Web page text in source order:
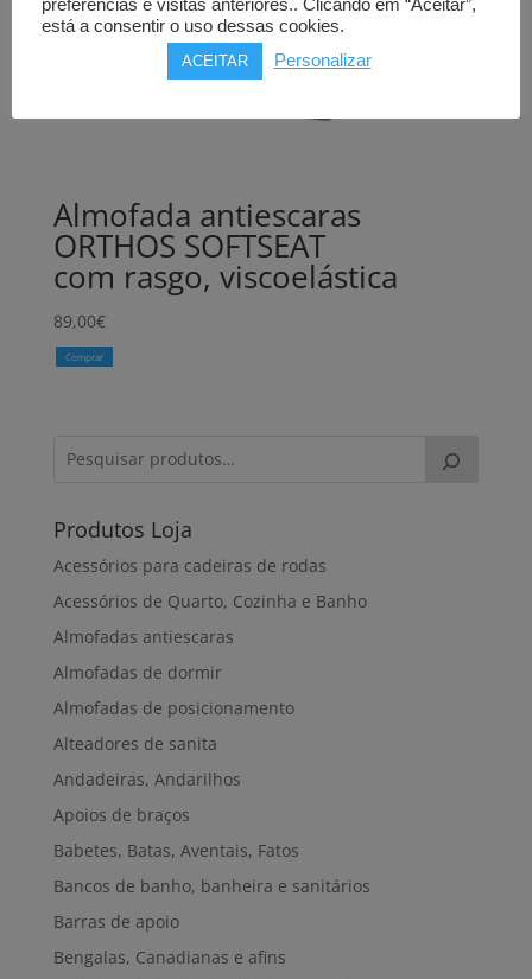
Almofada antiescaras
ORTHOS SOFTSEAT
com rasgo, viscoelástica
89,00€
Comprar
Produtos Loja
Acessórios para cadeiras de rodas
Acessórios de Quarto, Cozinha e Banho
Almofadas antiescaras
Almofadas de dormir
Almofadas de posicionamento
Alteadores de sanita
Andadeiras, Andarilhos
Apoios de braços
Babetes, Batas, Aventais, Fatos
Bancos de banho, banheira e sanitários
Barras de apoio
Bengalas, Canadianas e afins
preferências e visitas anteriores.. Clicando em “Aceitar”,
está a consentir o uso dessas cookies.
ACEITAR Personalizar